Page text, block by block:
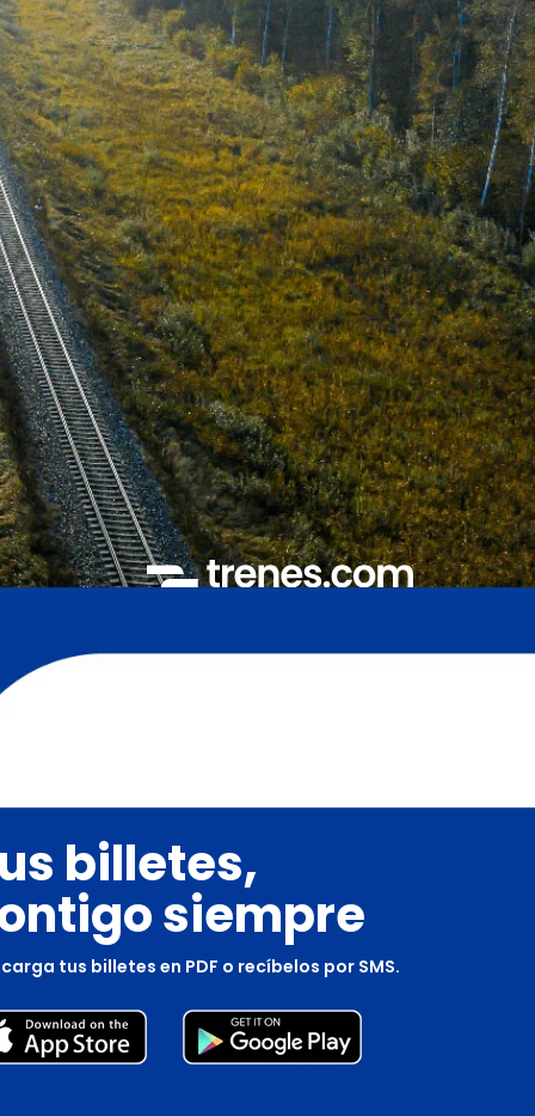
billetes,
siempre
tus billetes en PDF o recíbelos por SMS.